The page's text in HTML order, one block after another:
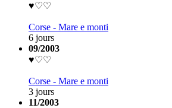
♥♡♡
Corse - Mare e monti
6 jours
09/2003
♥♡♡
Corse - Mare e monti
3 jours
11/2003